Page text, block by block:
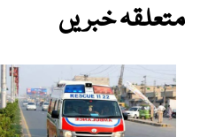
متعلقہ خبریں